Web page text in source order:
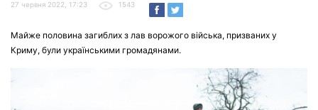
27 червня 2022, 17:23 1543
Майже половина загиблих з лав ворожого війська, призваних у
Криму, були українськими громадянами.